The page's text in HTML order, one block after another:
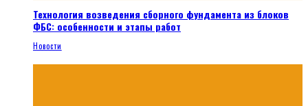
Технология возведения сборного фундамента из блоков
ФБС: особенности и этапы работ
Новости